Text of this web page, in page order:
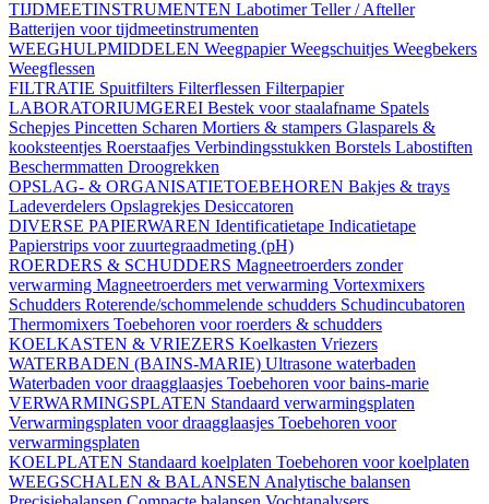
TIJDMEETINSTRUMENTEN LabotimerTeller / Afteller
Batterijen voor tijdmeetinstrumenten
WEEGHULPMIDDELEN WeegpapierWeegschuitjes Weegbekers
Weegflessen
FILTRATIE Spuitfilters Filterflessen Filterpapier
LABORATORIUMGEREI Bestek voor staalafname Spatels
Schepjes Pincetten Scharen Mortiers & stampers Glasparels &
kooksteentjes Roerstaafjes Verbindingsstukken Borstels Labostiften
Beschermmatten Droogrekken
OPSLAG- & ORGANISATIETOEBEHOREN Bakjes & trays
Ladeverdelers Opslagrekjes Desiccatoren
DIVERSE PAPIERWAREN Identificatietape Indicatietape
Papierstrips voor zuurtegraadmeting (pH)
ROERDERS & SCHUDDERS Magneetroerders zonder
verwarming Magneetroerders met verwarming Vortexmixers
Schudders Roterende/schommelende schudders Schudincubatoren
Thermomixers Toebehoren voor roerders & schudders
KOELKASTEN & VRIEZERS Koelkasten Vriezers
WATERBADEN (BAINS-MARIE) Ultrasone waterbaden
Waterbaden voor draagglaasjes Toebehoren voor bains-marie
VERWARMINGSPLATEN Standaard verwarmingsplaten
Verwarmingsplaten voor draagglaasjes Toebehoren voor
verwarmingsplaten
KOELPLATEN Standaard koelplaten Toebehoren voor koelplaten
WEEGSCHALEN & BALANSEN Analytische balansen